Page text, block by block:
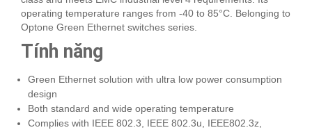
operating temperature ranges from -40 to 85°C. Belonging to
Optone Green Ethernet switches series.
Tính năng
Green Ethernet solution with ultra low power consumption
design
Both standard and wide operating temperature
Complies with IEEE 802.3, IEEE 802.3u, IEEE802.3z,